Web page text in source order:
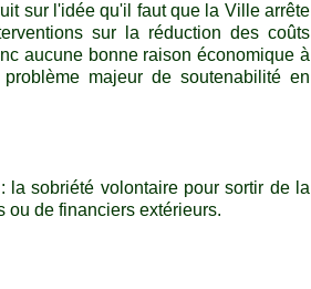
sur l'idée qu'il faut que la Ville arrête
sur la réduction des coûts
aucune bonne raison économique à
majeur de soutenabilité en
la sobriété volontaire pour sortir de la
ou de financiers extérieurs.